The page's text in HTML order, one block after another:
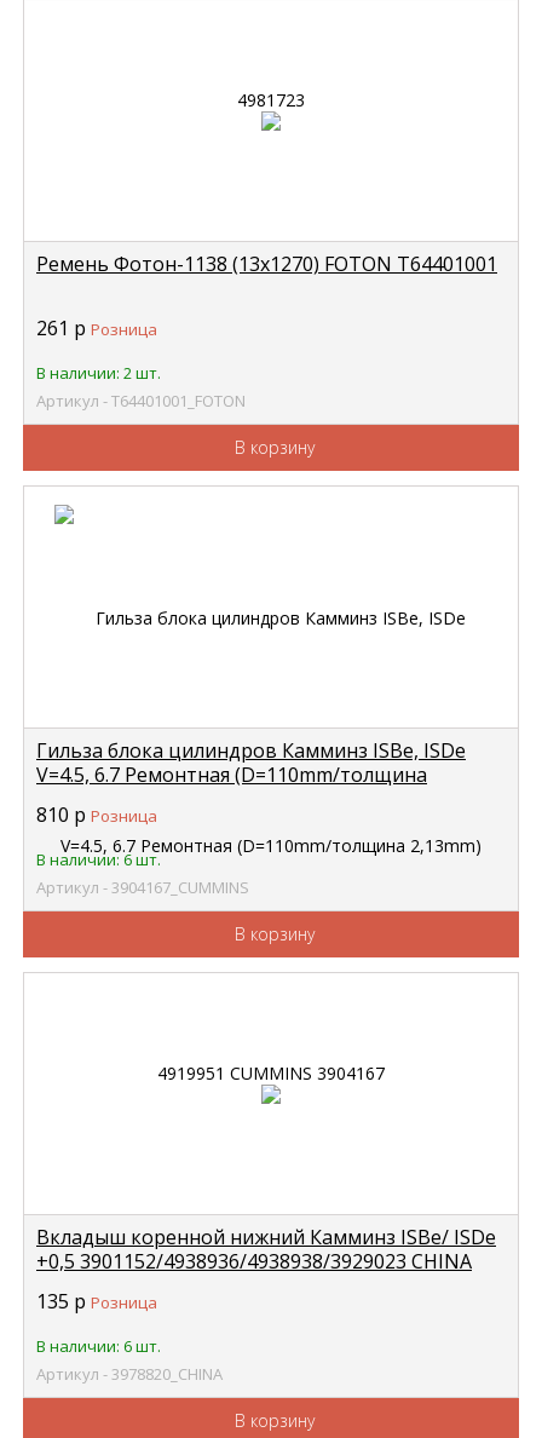
Ремень Фотон-1138 (13х1270) FOTON Т64401001
261 р Розница
В наличии: 2 шт.
Артикул - Т64401001_FOTON
В корзину
Гильза блока цилиндров Камминз ISBe, ISDe
V=4.5, 6.7 Ремонтная (D=110mm/толщина
810 р Розница
В наличии: 6 шт.
Артикул - 3904167_CUMMINS
В корзину
Вкладыш коренной нижний Камминз ISBe/ ISDe
+0,5 3901152/4938936/4938938/3929023 CHINA
135 р Розница
В наличии: 6 шт.
Артикул - 3978820_CHINA
В корзину